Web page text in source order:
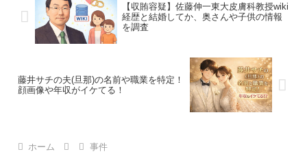
【収賄容疑】佐藤伸一東大皮膚科教授wiki
経歴と結婚してか、奥さんや子供の情報
を調査
藤井サチの夫(旦那)の名前や職業を特定！
顔画像や年収がイケてる！
ホーム 事件